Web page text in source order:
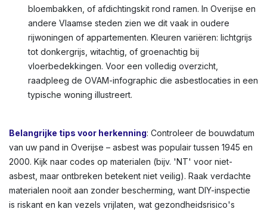
bloembakken, of afdichtingskit rond ramen. In Overijse en
andere Vlaamse steden zien we dit vaak in oudere
rijwoningen of appartementen. Kleuren variëren: lichtgrijs
tot donkergrijs, witachtig, of groenachtig bij
vloerbedekkingen. Voor een volledig overzicht,
raadpleeg de OVAM-infographic die asbestlocaties in een
typische woning illustreert.
Belangrijke tips voor herkenning: Controleer de bouwdatum
van uw pand in Overijse – asbest was populair tussen 1945 en
2000. Kijk naar codes op materialen (bijv. 'NT' voor niet-
asbest, maar ontbreken betekent niet veilig). Raak verdachte
materialen nooit aan zonder bescherming, want DIY-inspectie
is riskant en kan vezels vrijlaten, wat gezondheidsrisico's